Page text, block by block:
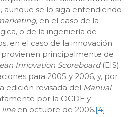
aunque se lo siga entendiendo
en el caso de la
o de la ingeniería de
en el caso de la innovación
principalmente de
Innovation Scoreboard (EIS)
para 2005 y 2006, y, por
edición revisada del Manual
por la OCDE y
line en octubre de 2006.[4]